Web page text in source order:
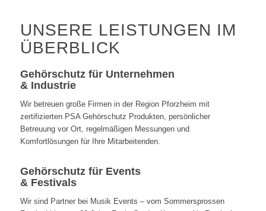
UNSERE LEISTUNGEN IM
ÜBERBLICK
Gehörschutz für Unternehmen
& Industrie
Wir betreuen große Firmen in der Region Pforzheim mit
zertifizierten PSA Gehörschutz Produkten, persönlicher
Betreuung vor Ort, regelmäßigen Messungen und
Komfortlösungen für Ihre Mitarbeitenden.
Gehörschutz für Events
& Festivals
Wir sind Partner bei Musik Events – vom Sommersprossen